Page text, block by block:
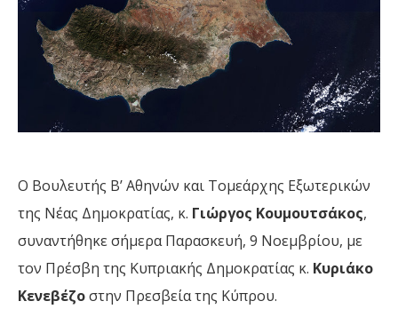
Ο Βουλευτής Β’ Αθηνών και Τομεάρχης Εξωτερικών
της Νέας Δημοκρατίας, κ. Γιώργος Κουμουτσάκος,
συναντήθηκε σήμερα Παρασκευή, 9 Νοεμβρίου, με
τον Πρέσβη της Κυπριακής Δημοκρατίας κ. Κυριάκο
Κενεβέζο στην Πρεσβεία της Κύπρου.